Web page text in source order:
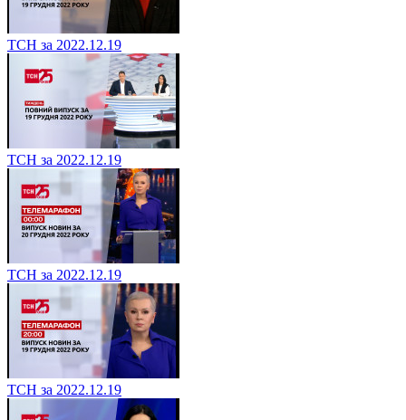
ТСН за 2022.12.19
ТСН за 2022.12.19
ТСН за 2022.12.19
ТСН за 2022.12.19